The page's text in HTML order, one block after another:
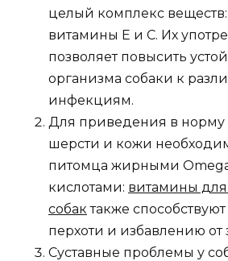
целый комплекс веществ:
витамины Е и С. Их
позволяет повысить
организма собаки к
инфекциям.
Для приведения в норму
шерсти и кожи
питомца жирными
кислотами: витамины
собак также
перхоти и избавлению от
Суставные проблемы у